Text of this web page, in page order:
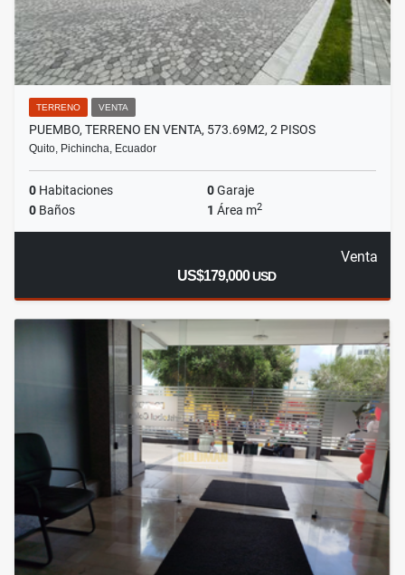
TERRENO VENTA
PUEMBO, TERRENO EN VENTA, 573.69M2, 2 PISOS
Quito, Pichincha, Ecuador
0 Habitaciones 0Garaje
0 Baños 1 Área m2
Venta
US$179,000USD